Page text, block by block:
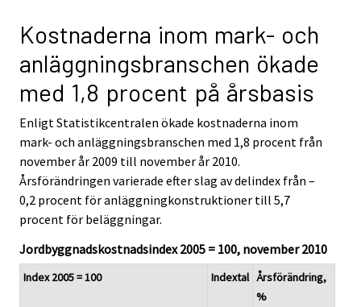
Kostnaderna inom mark- och
anläggningsbranschen ökade
med 1,8 procent på årsbasis
Enligt Statistikcentralen ökade kostnaderna inom
mark- och anläggningsbranschen med 1,8 procent från
november år 2009 till november år 2010.
Årsförändringen varierade efter slag av delindex från –
0,2 procent för anläggningkonstruktioner till 5,7
procent för beläggningar.
Jordbyggnadskostnadsindex 2005 = 100, november 2010
Index 2005 = 100 Indextal Årsförändring,
%